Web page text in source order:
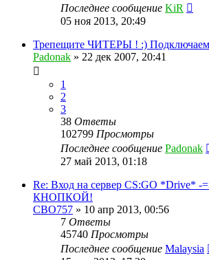
Последнее сообщение KiR
05 ноя 2013, 20:49
Трепещите ЧИТЕРЫ ! :)
Padonak » 22 дек 2007, 20:41
1
2
3
38 Ответы
102799 Просмотры
Последнее сообщение Padonak
27 май 2013, 01:18
Re: Вход на сервер CS:GO *Drive* -
КНОПКОЙ!
CBO757 » 10 апр 2013, 00:56
7 Ответы
45740 Просмотры
Последнее сообщение Malaysia